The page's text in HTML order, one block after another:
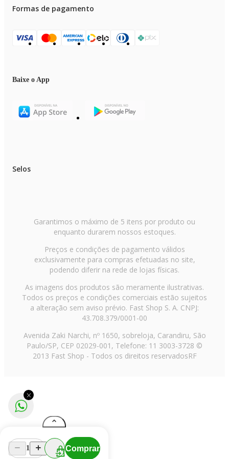
1 Comprar
- Com 760W de potência, a plaina é ideal para acabamento uniforme em
diversos tipos de madeira.
Formas de pagamento
Baixe o App
Selos
Garantimos o máximo de 5 itens por produto ou
enquanto durarem nossos estoques.
Preços e condições de pagamento válidos
exclusivamente para compras efetuadas no site,
podendo diferir na rede de lojas físicas.
As imagens dos produtos são meramente ilustrativas.
Todos os preços e condições comerciais estão sujeitos
a alteração sem aviso prévio. Fast Shop S. A. CNPJ:
43.708.379/0001-00
Avenida Zaki Narchi, nº 1650, sobreloja, Carandiru, São
Paulo/SP, CEP 02029-001, Telefone: 11 3003-3728 ©
2013 Fast Shop - Todos os direitos reservadosRF